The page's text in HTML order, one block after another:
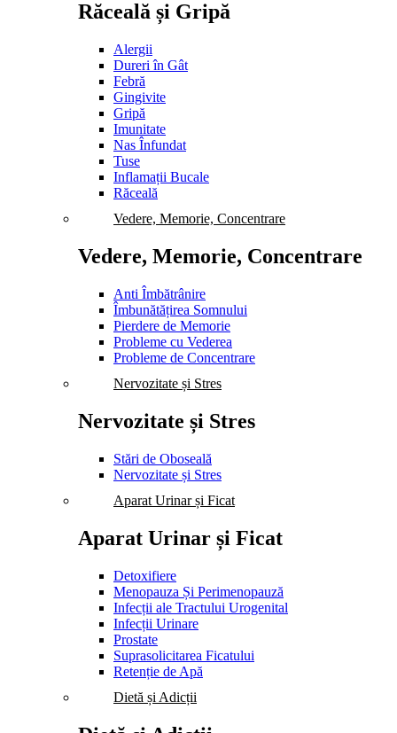
Răceală și Gripă
Alergii
Dureri în Gât
Febră
Gingivite
Gripă
Imunitate
Nas Înfundat
Tuse
Inflamații Bucale
Răceală
Vedere, Memorie, Concentrare
Vedere, Memorie, Concentrare
Anti Îmbătrânire
Îmbunătățirea Somnului
Pierdere de Memorie
Probleme cu Vederea
Probleme de Concentrare
Nervozitate și Stres
Nervozitate și Stres
Stări de Oboseală
Nervozitate și Stres
Aparat Urinar și Ficat
Aparat Urinar și Ficat
Detoxifiere
Menopauza Și Perimenopauză
Infecții ale Tractului Urogenital
Infecții Urinare
Prostate
Suprasolicitarea Ficatului
Retenție de Apă
Dietă și Adicții